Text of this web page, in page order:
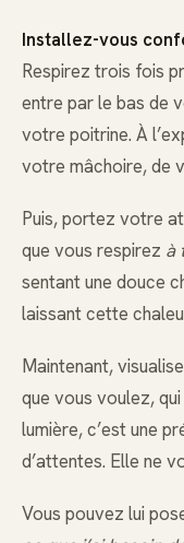
Installez-vous
Respirez trois fois
entre par le bas de
votre poitrine. À
votre mâchoire, de
Puis, portez votre
que vous respirez à
sentant une douce
laissant cette
Maintenant,
que vous voulez,
lumière, c’est une
d’attentes. Elle ne
Vous pouvez lui